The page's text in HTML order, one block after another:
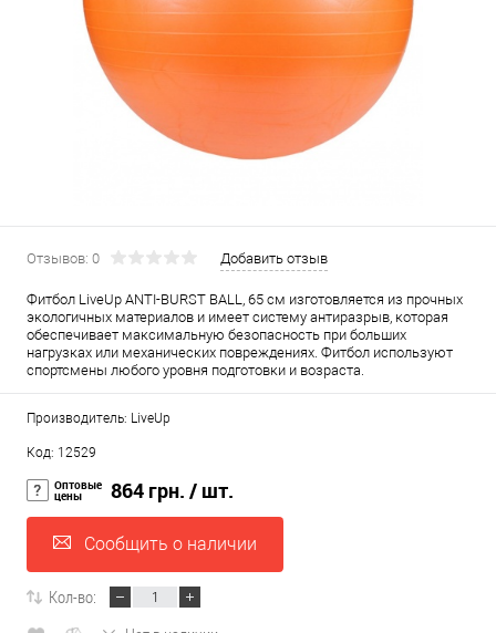
Отзывов: 0 Добавить отзыв
Фитбол LiveUp ANTI-BURST BALL, 65 см изготовляется из прочных
экологичных материалов и имеет систему антиразрыв, которая
обеспечивает максимальную безопасность при больших
нагрузках или механических повреждениях. Фитбол используют
спортсмены любого уровня подготовки и возраста.
Производитель: LiveUp
Код: 12529
Оптовые
цены 864 грн. / шт.
Сообщить о наличии
Кол-во: